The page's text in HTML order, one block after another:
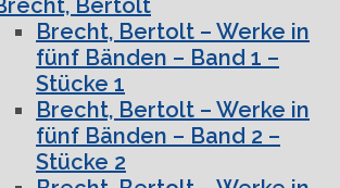
Brecht, Bertolt – Werke in
fünf Bänden – Band 1 –
Stücke 1
Brecht, Bertolt – Werke in
fünf Bänden – Band 2 –
Stücke 2